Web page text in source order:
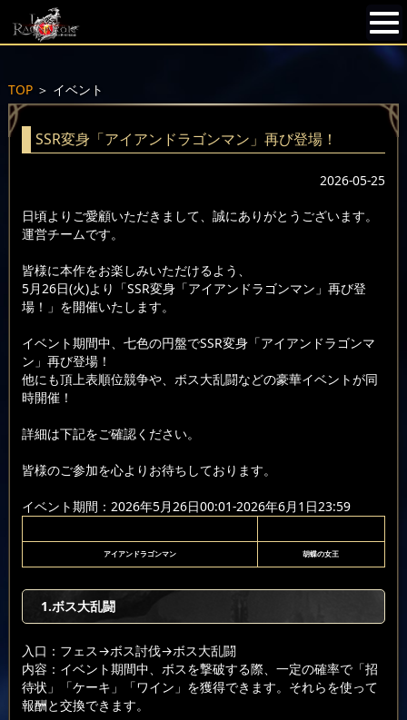
TOP＞ イベント
SSR変身「アイアンドラゴンマン」再び登場！
2026-05-25
日頃よりご愛顧いただきまして、誠にありがとうございます。
運営チームです。
皆様に本作をお楽しみいただけるよう、
5月26日(火)より「SSR変身「アイアンドラゴンマン」再び登
場！」を開催いたします。
イベント期間中、七色の円盤でSSR変身「アイアンドラゴンマ
ン」再び登場！
他にも頂上表順位競争や、ボス大乱闘などの豪華イベントが同
時開催！
詳細は下記をご確認ください。
皆様のご参加を心よりお待ちしております。
イベント期間：2026年5月26日00:01-2026年6月1日23:59
アイアンドラゴンマン 胡蝶の女王
1.ボス大乱闘
入口：フェス→ボス討伐→ボス大乱闘
内容：イベント期間中、ボスを撃破する際、一定の確率で「招
待状」「ケーキ」「ワイン」を獲得できます。それらを使って
報酬と交換できます。